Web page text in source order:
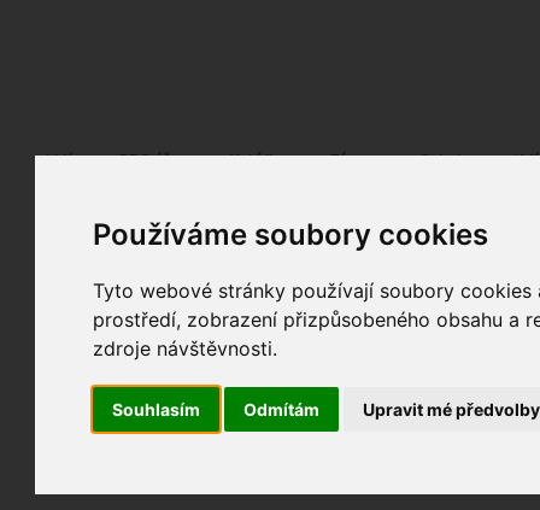
Používáme soubory cookies
Tyto webové stránky používají soubory
prostředí, zobrazení přizpůsobeného obsahu a
zdroje návštěvnosti.
Souhlasím Odmítám Upravit mé předvolby
Lidé PRO účet Nabídky Fórum Galerie
V v alias Recluse
Pohlaví: muž
Praha
Jazyk: cs,en ,sk
Poslední přihlášení: včera
Registrace:11. 11. 2023
11